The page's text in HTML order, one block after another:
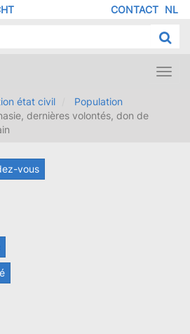
NL
DE
CONTACT
état civil
Population
dernières volontés, don de
vous